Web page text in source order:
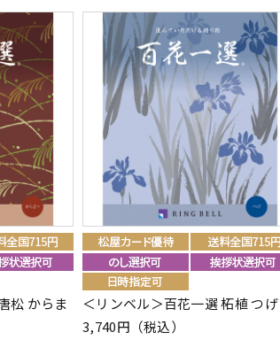
松 からま
＜リンベル＞百花一選 柘植 つげ
3,740円（税込）